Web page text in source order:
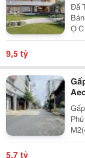
Đấ T
Ọ C
9,5 tỷ
Tỷ7
Phú
Vị
5,7 tỷ